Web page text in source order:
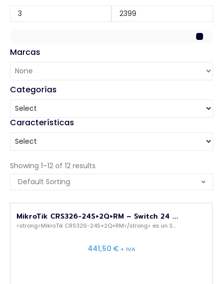
Marcas
Categorías
Características
Showing 1–12 of 12 results
MikroTik CRS326-24S+2Q+RM – Switch 24 ...
<strong>MikroTik CRS326-24S+2Q+RM</strong> es un S...
441,50 € + IVA